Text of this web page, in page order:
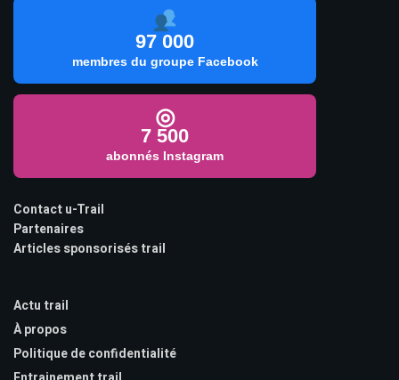
97 000
membres du groupe Facebook
◎
7 500
abonnés Instagram
Contact u-Trail
Partenaires
Articles sponsorisés trail
Actu trail
À propos
Politique de confidentialité